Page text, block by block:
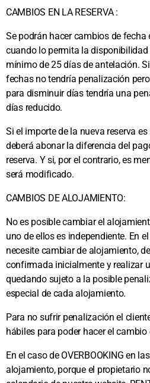
CAMBIOS EN LA RESERVA :
Se podrán hacer cambios de fecha
cuando lo permita la
mínimo de 25 días de antelación.
fechas no tendría penalización
para disminuir días tendría una
días reducido.
Si el importe de la nueva reserva
deberá abonar la diferencia del
reserva. Y si, por el contrario, es
será modificado.
CAMBIOS DE ALOJAMIENTO:
No es posible cambiar el
uno de ellos es independiente. En
necesite cambiar de alojamiento,
confirmada inicialmente y realizar
quedando sujeto a la posible
especial de cada alojamiento.
Para no sufrir penalización el
hábiles para poder hacer el cambio
En el caso de OVERBOOKING en
alojamiento, porque el propietario